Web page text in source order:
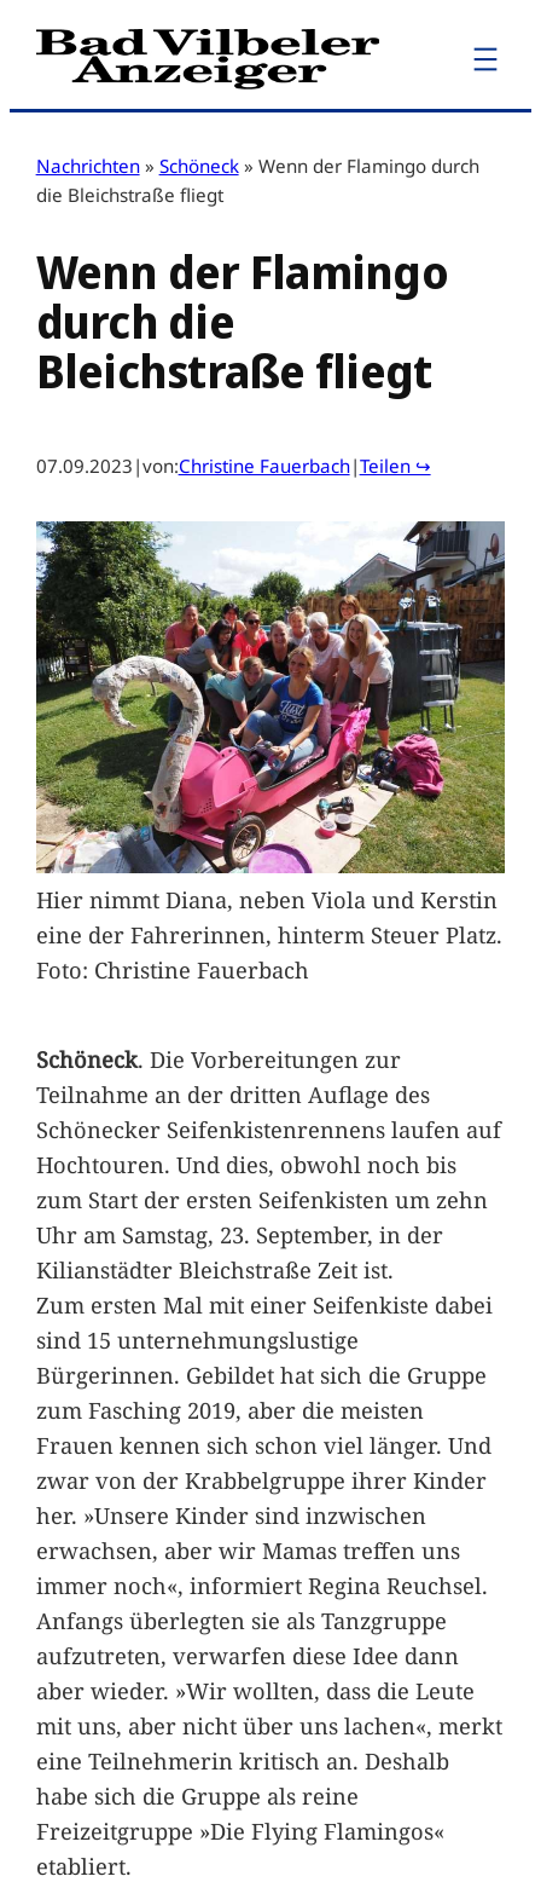
Zum
Inhalt
Nachrichten » Schöneck » Wenn der Flamingo durch
die Bleichstraße fliegt
Wenn der Flamingo
durch die
Bleichstraße fliegt
07.09.2023 |von:Christine Fauerbach|Teilen ↪
Hier nimmt Diana, neben Viola und Kerstin
eine der Fahrerinnen, hinterm Steuer Platz.
Foto: Christine Fauerbach
Schöneck. Die Vorbereitungen zur
Teilnahme an der dritten Auflage des
Schönecker Seifenkistenrennens laufen auf
Hochtouren. Und dies, obwohl noch bis
zum Start der ersten Seifenkisten um zehn
Uhr am Samstag, 23. September, in der
Kilianstädter Bleichstraße Zeit ist.
Zum ersten Mal mit einer Seifenkiste dabei
sind 15 unternehmungslustige
Bürgerinnen. Gebildet hat sich die Gruppe
zum Fasching 2019, aber die meisten
Frauen kennen sich schon viel länger. Und
zwar von der Krabbelgruppe ihrer Kinder
her. »Unsere Kinder sind inzwischen
erwachsen, aber wir Mamas treffen uns
immer noch«, informiert Regina Reuchsel.
Anfangs überlegten sie als Tanzgruppe
aufzutreten, verwarfen diese Idee dann
aber wieder. »Wir wollten, dass die Leute
mit uns, aber nicht über uns lachen«, merkt
eine Teilnehmerin kritisch an. Deshalb
habe sich die Gruppe als reine
Freizeitgruppe »Die Flying Flamingos«
etabliert.